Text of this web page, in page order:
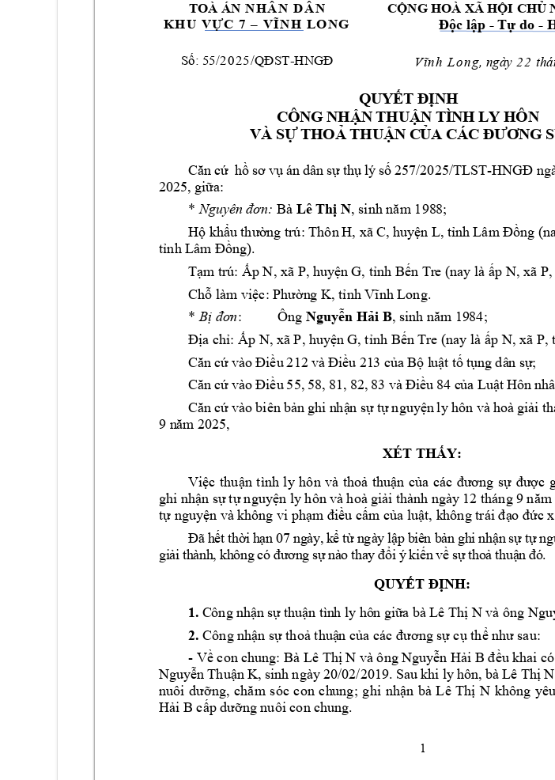
1
TOÀ ÁN NHÂN DÂN
KHU VỰC 7 – VĨNH LONG
Số: 55/2025/QĐST-HNGĐ
CỘNG HOÀ XÃ HỘI CHỦ
Độc lập - Tự do -
Vĩnh Long, ngày 22
QUYẾT ĐỊNH
CÔNG NHẬN THUẬN TÌNH LY HÔN
VÀ SỰ THOẢ THUẬN CỦA CÁC ĐƯƠNG
Căn cứ hồ sơvụán dân sự thụ lý số 257/2025/TLST-HNGĐ
2025, giữa:
* Nguyên đơn: Bà Lê Thị N, sinh năm 1988;
Hộ khẩu thường trú: Thôn H, xã C, huyện L, tỉnh Lâm Đồng (
tỉnh Lâm Đồng).
Tạm trú: Ấp N, xã P, huyện G, tỉnh Bến Tre (nay là ấp N, xã P,
Chỗ làm việc: Phường K, tỉnh Vĩnh Long.
* Bị đơn:
      Ông
Nguyễn Hải B, sinh năm 1984;
Địa chỉ: Ấp N, xã P, huyện G, tỉnh Bến Tre (nay là ấp N, xã P,
Căn cứ vào Điều 212 và Điều 213 của Bộ luật tố tụng dân sự;
Căn cứ vào Điều 55, 58, 81, 82, 83 và Điều 84 của Luật Hôn
Căn cứ vào biên bản ghi nhận sự tự nguyện ly hôn và hoà giải th
9 năm 2025,
XÉT THẤY:
Việc thuận tình ly hôn và thoả thuận của các đương sự được
ghi nhận sự tự nguyện ly hôn và hoà giải thành ngày 12 tháng 9 năm
tự nguyện và không vi phạm điều cấm của luật, không trái đạo đức
Đã hết thời hạn 07 ngày, kể từ ngày lập biên bản ghi nhận sự tự n
giải thành, khôngcóđương sựnào thay đổi ýkiến về sự thoả thuận đó.
QUYẾT ĐỊNH:
1. Công nhận sự thuận tình ly hôn giữa bà Lê Thị N và ông Ngu
2. Công nhận sự thoả thuận của các đương sự cụ thể như sau:
- Về con chung: Bà Lê Thị N và ông Nguyễn Hải B đều khai
Nguyễn Thuận K, sinh ngày 20/02/2019. Sau khi ly hôn, bà Lê Thị
nuôi dưỡng, chăm sóc con chung; ghi nhận bà Lê Thị N không yêu
Hải B cấp dưỡng nuôi con chung.